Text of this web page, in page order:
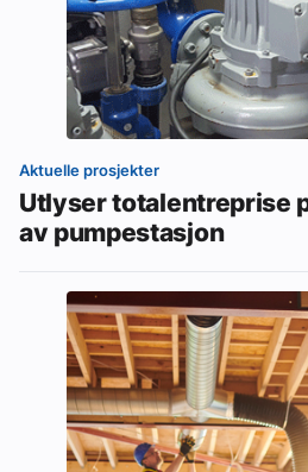
Aktuelle prosjekter
Utlyser totalentreprise
av pumpestasjon